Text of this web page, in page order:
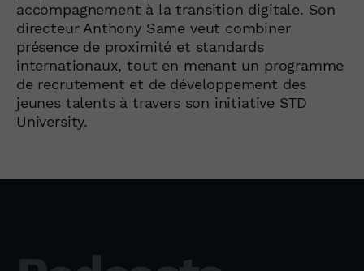
accompagnement à la transition digitale. Son
directeur Anthony Same veut combiner
présence de proximité et standards
internationaux, tout en menant un programme
de recrutement et de développement des
jeunes talents à travers son initiative STD
University.